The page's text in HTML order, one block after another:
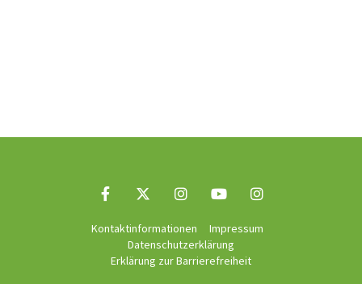
Kontaktinformationen
Impressum
Datenschutzerklärung
Erklärung zur Barrierefreiheit